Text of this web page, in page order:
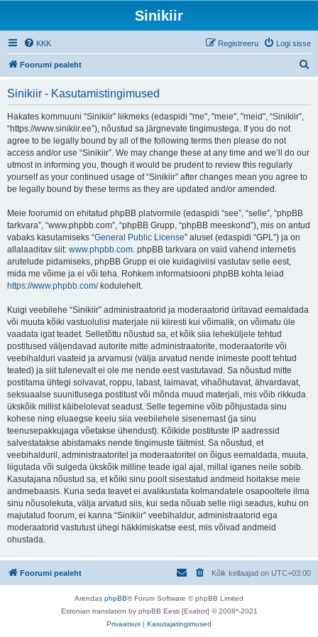
Sinikiir
KKK Logi sisse
Registreeru
Foorumi pealeht
Sinikiir - Kasutamistingimused
Hakates kommuuni “Sinikiir” liikmeks (edaspidi "me", "meie", "meid", “Sinikiir”,
“https://www.sinikiir.ee”), nõustud sa järgnevate tingimustega. If you do not
agree to be legally bound by all of the following terms then please do not
access and/or use “Sinikiir”. We may change these at any time and we’ll do our
utmost in informing you, though it would be prudent to review this regularly
yourself as your continued usage of “Sinikiir” after changes mean you agree to
be legally bound by these terms as they are updated and/or amended.
Meie foorumid on ehitatud phpBB platvormile (edaspidi “see”, “selle”, “phpBB
tarkvara”, “www.phpbb.com”, “phpBB Grupp, “phpBB meeskond”), mis on antud
vabaks kasutamiseks “General Public License” alusel (edaspidi “GPL”) ja on
allalaaditav siit: www.phpbb.com. phpBB tarkvara on vaid vahend internetis
arutelude pidamiseks, phpBB Grupp ei ole kuidagiviisi vastutav selle eest,
mida me võime ja ei või teha. Rohkem informatsiooni phpBB kohta leiad
https://www.phpbb.com/kodulehelt.
Kuigi veebilehe “Sinikiir” administraatorid ja moderaatorid üritavad eemaldada
või muuta kõiki vastuolulisi materjale nii kiiresti kui võimalik, on võimatu üle
vaadata igat teadet. Selletõttu nõustud sa, et kõik siia leheküljele tehtud
postitused väljendavad autorite mitte administraatorite, moderaatorite või
veebihalduri vaateid ja arvamusi (välja arvatud nende inimeste poolt tehtud
teated) ja siit tulenevalt ei ole me nende eest vastutavad. Sa nõustud mitte
postitama ühtegi solvavat, roppu, labast, laimavat, vihaõhutavat, ähvardavat,
seksuaalse suunitlusega postitust või mõnda muud materjali, mis võib rikkuda
ükskõik millist käibelolevat seadust. Selle tegemine võib põhjustada sinu
kohese ning eluaegse keelu siia veebilehele sisenemast (ja sinu
teenusepakkujaga võetakse ühendust). Kõikide postituste IP aadressid
salvestatakse abistamaks nende tingimuste täitmist. Sa nõustud, et
veebihalduril, administraatoritel ja moderaatoritel on õigus eemaldada, muuta,
liigutada või sulgeda ükskõik milline teade igal ajal, millal iganes neile sobib.
Kasutajana nõustud sa, et kõiki sinu poolt sisestatud andmeid hoitakse meie
andmebaasis. Kuna seda teavet ei avalikustata kolmandatele osapooltele ilma
sinu nõusolekuta, välja arvatud siis, kui seda nõuab selle riigi seadus, kuhu on
majutatud foorum, ei kanna “Sinikiir” veebihaldur, administraatorid ega
moderaatorid vastutust ühegi häkkimiskatse eest, mis võivad andmeid
ohustada.
Foorumi pealeht Kõik kellaajad on UTC+03:00
Arendas phpBB® Forum Software © phpBB Limited
Estonian translation by phpBB Eesti [Exabot] © 2008*-2021
Privaatsus | Kasutajatingimused